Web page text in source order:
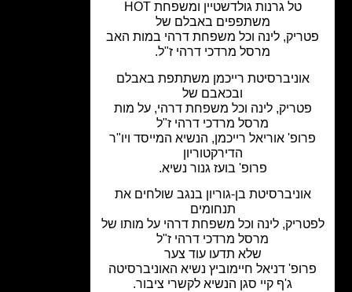
טל גרנות גולדשטיין ומשפחת HOT
משתפפים באבלם של
לינה וכל משפחת דרהי במות האב
מרסל מרדכי דרהי ז"ל.
אוניברסיטת רייכמן משתתפת באבלם
ובכאבם של
פטריק, לינה וכל משפחת דרהי, על מות
מרסל מרדכי דרהי ז"ל
אוריאל רייכמן, הנשיא המייסד ויו"ר
הדירקטוריון
פרופ' בועז גנור נשיא.
אוניברסיטת בן-גוריון בנגבשולחים את
תנחומים
לינה וכל משפחת דרהי על מותו של
מרסל מרדכי דרהי ז"ל
שלא תדעו עוד צער
דניאל חיימוביץ נשיא האוניברסיטה
סגן הנשיא לקשרי ציבור.